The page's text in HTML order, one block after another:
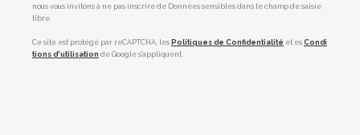
nous vous invitons à ne pas inscrire de Données sensibles dans le champ de saisie
libre.
Ce site est protégé par reCAPTCHA, les Politiques de Confidentialité et es Condi
tions d'utilisation de Google s'appliquent.